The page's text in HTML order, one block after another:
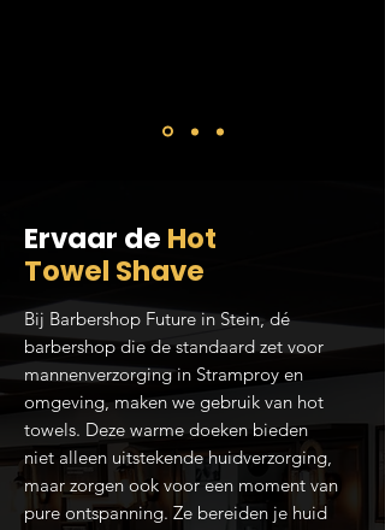
Ervaar de Hot
Towel Shave
Bij Barbershop Future in Stein, dé
barbershop die de standaard zet voor
mannenverzorging in Stramproy en
omgeving, maken we gebruik van hot
towels. Deze warme doeken bieden
niet alleen uitstekende huidverzorging,
maar zorgen ook voor een moment van
pure ontspanning. Ze bereiden je huid